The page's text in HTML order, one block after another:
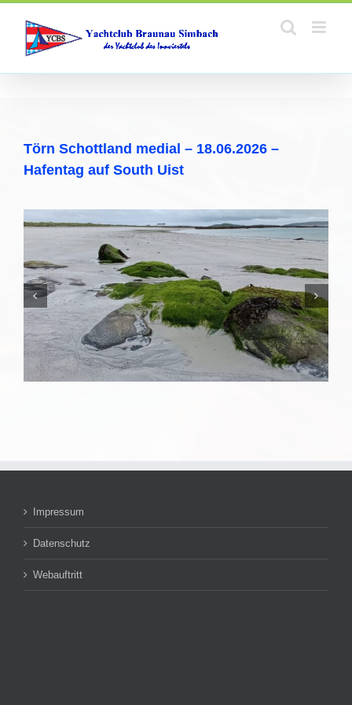
Zum
springen
Törn Schottland medial – 18.06.2026 –
Hafentag auf South Uist
Impressum
Datenschutz
Webauftritt